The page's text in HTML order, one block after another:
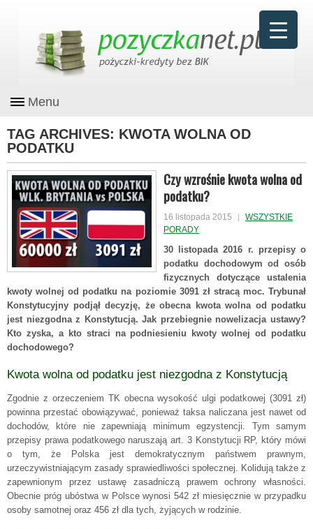
Menu
TAG ARCHIVES: KWOTA WOLNA OD
PODATKU
Czy wzrośnie kwota wolna od
podatku?
16 listopada 2015
WSZYSTKIE
PORADY
30 listopada 2016 r. przepisy o
podatku dochodowym od osób
fizycznych dotyczące ustalenia
kwoty wolnej od podatku na poziomie 3091 zł stracą moc. Trybunał
Konstytucyjny podjął decyzję, że obecna kwota wolna od podatku
jest niezgodna z Konstytucją. Jak przebiegnie nowelizacja ustawy?
Kto zyska, a kto straci na podniesieniu kwoty wolnej od podatku
dochodowego?
Kwota wolna od podatku jest niezgodna z Konstytucją
Zgodnie z orzeczeniem TK obecna wysokość ulgi podatkowej (3091 zł)
powinna przestać obowiązywać, ponieważ taksa naliczana jest nawet od
dochodów, które nie zapewniają minimum egzystencji. Tym samym
przepisy prawa podatkowego naruszają art. 3 Konstytucji RP, który mówi
o tym, że Polska jest demokratycznym państwem prawnym,
urzeczywistniającym zasady sprawiedliwości społecznej. Kolidują także z
zapewnionym przez ustawę zasadniczą prawem ochrony własności.
Obecnie próg ubóstwa w Polsce wynosi 542 zł miesięcznie w przypadku
osoby samotnej oraz 456 zł dla tych, żyjących w rodzinie.